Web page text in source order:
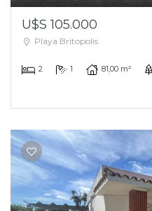
U$S 105.000
Playa Britopolis
2 1 81,00 m²